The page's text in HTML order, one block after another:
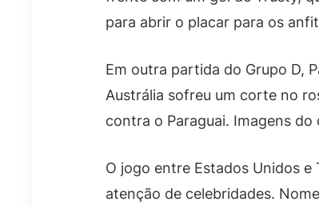
para abrir o placar para os
Em outra partida do Grupo D,
Austrália sofreu um corte no
contra o Paraguai. Imagens
O jogo entre Estados Unidos e
atenção de celebridades.